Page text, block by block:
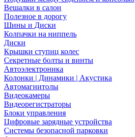
Вешалки в салон
Полезное в дорогу
Шины и Диски
Колпачки на ниппель
Диски
Крышки ступиц колес
Секретные болты и винты
Автоэлектроника
Колонки | Динамики | Акустика
Автомагнитолы
Видеокамеры
Видеорегистраторы
Блоки управления
Цифровые зарядные устройства
Системы безопасной парковки